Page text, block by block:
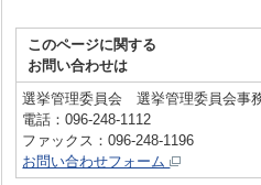
このページに関する
お問い合わせは
選挙管理委員会 選挙管理委員会事
電話：096-248-1112
ファックス：096-248-1196
お問い合わせフォーム